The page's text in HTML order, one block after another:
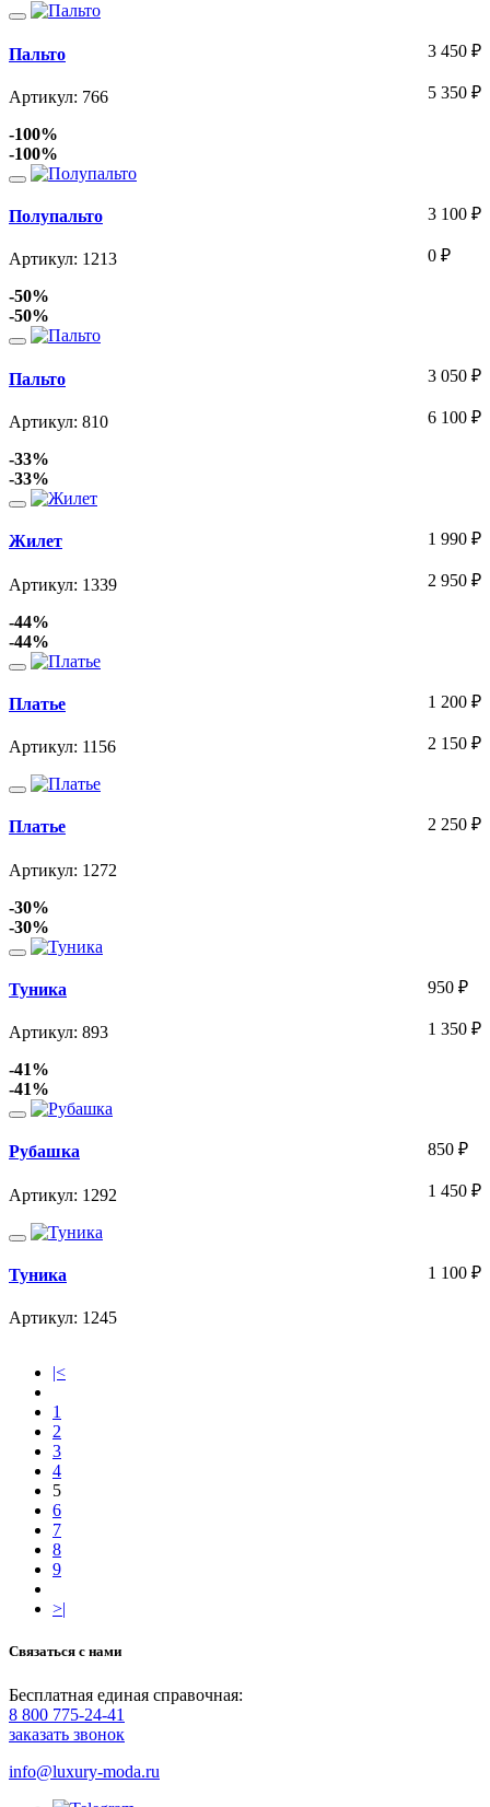
Пальто
Артикул: 766
3 450 ₽
5 350 ₽
-100%
-100%
Полупальто
Артикул: 1213
3 100 ₽
0 ₽
-50%
-50%
Пальто
Артикул: 810
3 050 ₽
6 100 ₽
-33%
-33%
Жилет
Артикул: 1339
1 990 ₽
2 950 ₽
-44%
-44%
Платье
Артикул: 1156
1 200 ₽
2 150 ₽
Платье
Артикул: 1272
2 250 ₽
-30%
-30%
Туника
Артикул: 893
950 ₽
1 350 ₽
-41%
-41%
Рубашка
Артикул: 1292
850 ₽
1 450 ₽
Туника
Артикул: 1245
1 100 ₽
|<
1
2
3
4
5
6
7
8
9
>|
Связаться с нами
Бесплатная единая справочная:
8 800 775-24-41
заказать звонок
info@luxury-moda.ru